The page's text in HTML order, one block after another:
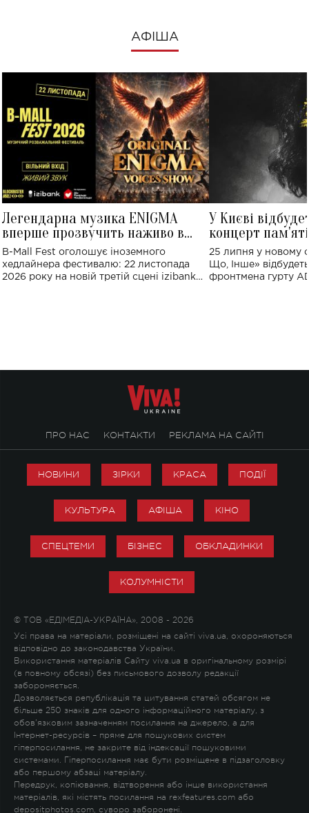
АФІША
Легендарна музика ENIGMA
вперше прозвучить наживо в
Україні: де відбудеться концерт
B-Mall Fest оголошує іноземного
хедлайнера фестивалю: 22 листопада
2026 року на новій третій сцені izibank
У Києві
концерт
Клименка:
виконають
25 липня у новому
Що, Інше»
фронтмена гурту
ПРО НАС КОНТАКТИ РЕКЛАМА НА САЙТІ
НОВИНИ ЗІРКИ КРАСА ПОДІЇ
КУЛЬТУРА АФІША КІНО
СПЕЦТЕМИ БІЗНЕС ОБКЛАДИНКИ
КОЛУМНІСТИ
© ТОВ «ЕДІМЕДІА-УКРАЇНА», 2008 - 2026
Усі права на матеріали, розміщені на сайті viva.ua, охороняються
відповідно до законодавства України.
Використання матеріалів Сайту viva.ua в оригінальному розмірі
(в повному обсязі) без письмового дозволу редакції
забороняється.
Дозволяється републікація та цитування статей обсягом не
більше 250 знаків для одного інформаційного матеріалу, з
обов'язковим зазначенням посилання на джерело, а для
Інтернет-ресурсів – пряме для пошукових систем
гіперпосилання, не закрите від індексації пошуковими
системами. Гіперпосилання має бути розміщене в підзаголовку
або першому абзаці матеріалу.
Передрук, копіювання, відтворення або інше використання
матеріалів, які містять посилання на rexfeatures.com або
depositphotos.com, суворо заборонені.